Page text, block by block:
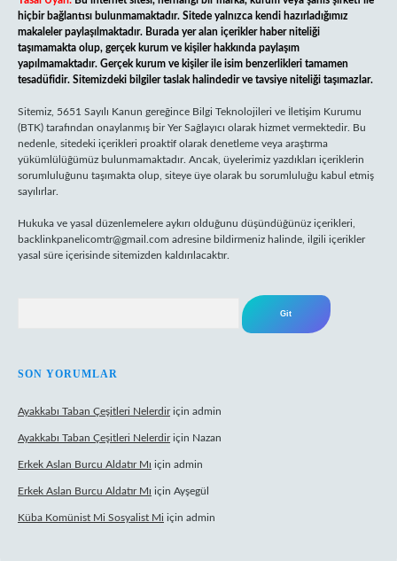
hiçbir bağlantısı bulunmamaktadır. Sitede yalnızca kendi hazırladığımız
makaleler paylaşılmaktadır. Burada yer alan içerikler haber niteliği
taşımamakta olup, gerçek kurum ve kişiler hakkında paylaşım
yapılmamaktadır. Gerçek kurum ve kişiler ile isim benzerlikleri tamamen
tesadüfidir. Sitemizdeki bilgiler taslak halindedir ve tavsiye niteliği taşımazlar.
Sitemiz, 5651 Sayılı Kanun gereğince Bilgi Teknolojileri ve İletişim Kurumu
(BTK) tarafından onaylanmış bir Yer Sağlayıcı olarak hizmet vermektedir. Bu
nedenle, sitedeki içerikleri proaktif olarak denetleme veya araştırma
yükümlülüğümüz bulunmamaktadır. Ancak, üyelerimiz yazdıkları içeriklerin
sorumluluğunu taşımakta olup, siteye üye olarak bu sorumluluğu kabul etmiş
sayılırlar.
Hukuka ve yasal düzenlemelere aykırı olduğunu düşündüğünüz içerikleri,
backlinkpanelicomtr@gmail.com adresine bildirmeniz halinde, ilgili içerikler
yasal süre içerisinde sitemizden kaldırılacaktır.
SON YORUMLAR
Ayakkabı Taban Çeşitleri Nelerdiriçin admin
Ayakkabı Taban Çeşitleri Nelerdiriçin Nazan
Erkek Aslan Burcu Aldatır Mı için admin
Erkek Aslan Burcu Aldatır Mı için Ayşegül
Küba Komünist Mi Sosyalist Mi için admin